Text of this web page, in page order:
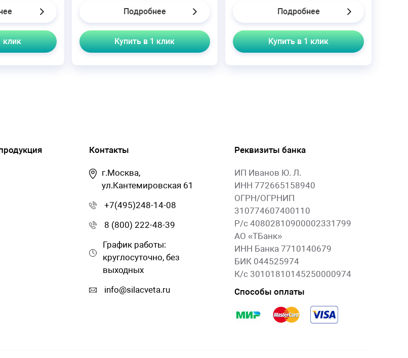
клик
Подробнее
Купить в 1 клик
Подробнее
Купить в 1 клик
Контакты
г.Москва,
ул.Кантемировская 61
+7(495)248-14-08
8 (800) 222-48-39
График работы:
круглосуточно, без
выходных
info@silacveta.ru
Реквизиты банка
ИП Иванов Ю. Л.
ИНН 772665158940
ОГРН/ОГРНИП
310774607400110
Р/с 40802810900002331799
АО «ТБанк»
ИНН Банка 7710140679
БИК 044525974
К/с 30101810145250000974
Способы оплаты